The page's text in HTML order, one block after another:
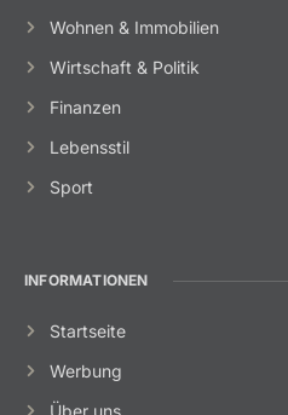
Wohnen & Immobilien
Wirtschaft & Politik
Finanzen
Lebensstil
Sport
INFORMATIONEN
Startseite
Werbung